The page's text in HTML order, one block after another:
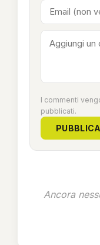
I commenti
pubblicati.
PUBBLICA
Ancora